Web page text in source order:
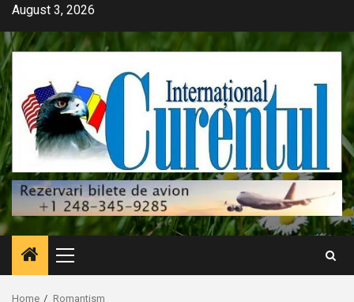
Skip
content
August 3, 2026
Primary
Menu
Home Romantism